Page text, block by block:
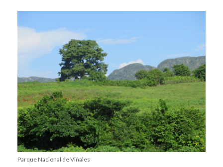
Parque Nacional de Viñales